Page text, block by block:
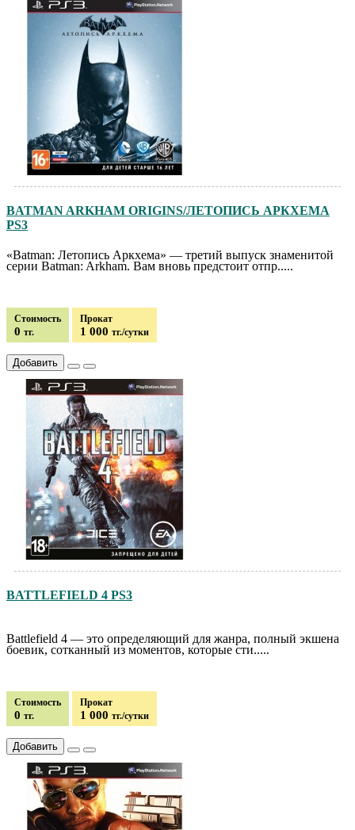
BATMAN ARKHAM ORIGINS/ЛЕТОПИСЬ АРКХЕМА
PS3
«Batman: Летопись Аркхема» — третий выпуск знаменитой
серии Batman: Arkham. Вам вновь предстоит отпр.....
Стоимость
0 тг.
Прокат
1 000 тг./сутки
Добавить
BATTLEFIELD 4 PS3
Battlefield 4 — это определяющий для жанра, полный экшена
боевик, сотканный из моментов, которые сти.....
Стоимость
0 тг.
Прокат
1 000 тг./сутки
Добавить